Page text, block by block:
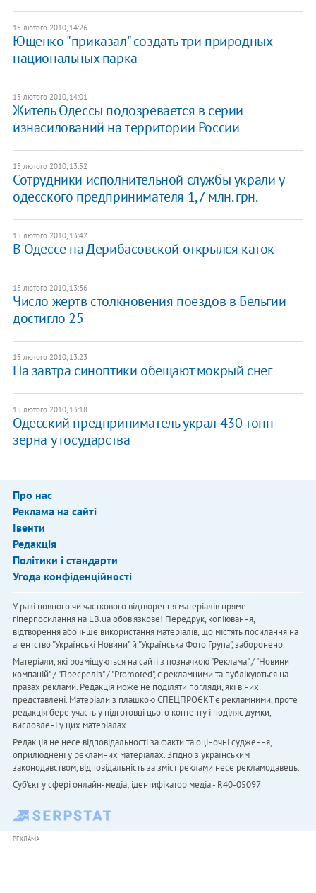
15 лютого 2010, 14:26
Ющенко "приказал" создать три природных
национальных парка
15 лютого 2010, 14:01
Житель Одессы подозревается в серии
изнасилований на территории России
15 лютого 2010, 13:52
Сотрудники исполнительной службы украли у
одесского предпринимателя 1,7 млн. грн.
15 лютого 2010, 13:42
В Одессе на Дерибасовской открылся каток
15 лютого 2010, 13:36
Число жертв столкновения поездов в Бельгии
достигло 25
15 лютого 2010, 13:23
На завтра синоптики обещают мокрый снег
15 лютого 2010, 13:18
Одесский предприниматель украл 430 тонн
зерна у государства
Про нас
Реклама на сайті
Івенти
Редакція
Політики і стандарти
Угода конфіденційності
У разі повного чи часткового відтворення матеріалів пряме
гіперпосилання на LB.ua обов'язкове! Передрук, копіювання,
відтворення або інше використання матеріалів, що містять посилання на
агентство "Українськi Новини" й "Українська Фото Група", заборонено.
Матеріали, які розміщуються на сайті з позначкою "Реклама" / "Новини
компаній" / "Пресреліз" / "Promoted", є рекламними та публікуються на
правах реклами. Редакція може не поділяти погляди, які в них
представлені. Матеріали з плашкою СПЕЦПРОЄКТ є рекламними, проте
редакція бере участь у підготовці цього контенту і поділяє думки,
висловлені у цих матеріалах.
Редакція не несе відповідальності за факти та оціночні судження,
оприлюднені у рекламних матеріалах. Згідно з українським
законодавством, відповідальність за зміст реклами несе рекламодавець.
Cуб'єкт у сфері онлайн-медіа; ідентифікатор медіа - R40-05097
РЕКЛАМА